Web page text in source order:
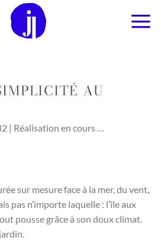
AU
| Réalisation en cours …
sur mesure face à la mer, du vent,
pas n’importe laquelle : l’île aux
pousse grâce à son doux climat.